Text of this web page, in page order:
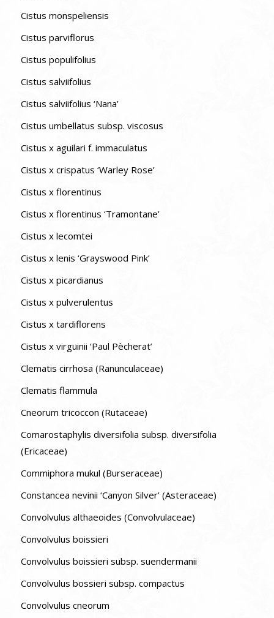
Cistus monspeliensis
Cistus parviflorus
Cistus populifolius
Cistus salviifolius
Cistus salviifolius ‘Nana’
Cistus umbellatus subsp. viscosus
Cistus x aguilari f. immaculatus
Cistus x crispatus ‘Warley Rose’
Cistus x florentinus
Cistus x florentinus ‘Tramontane’
Cistus x lecomtei
Cistus x lenis ‘Grayswood Pink’
Cistus x picardianus
Cistus x pulverulentus
Cistus x tardiflorens
Cistus x virguinii ‘Paul Pècherat’
Clematis cirrhosa (Ranunculaceae)
Clematis flammula
Cneorum tricoccon (Rutaceae)
Comarostaphylis diversifolia subsp. diversifolia
(Ericaceae)
Commiphora mukul (Burseraceae)
Constancea nevinii ‘Canyon Silver’ (Asteraceae)
Convolvulus althaeoides (Convolvulaceae)
Convolvulus boissieri
Convolvulus boissieri subsp. suendermanii
Convolvulus bossieri subsp. compactus
Convolvulus cneorum